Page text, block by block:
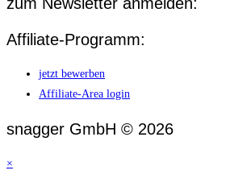
Affiliate-Programm:
jetzt bewerben
Affiliate-Area login
snagger GmbH © 2026
×